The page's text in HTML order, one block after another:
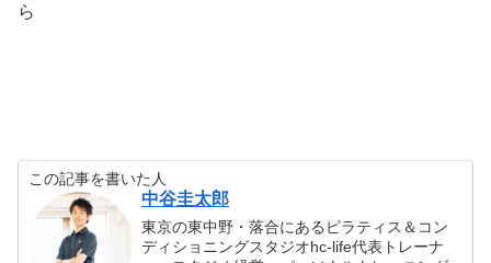
ら
この記事を書いた人
中谷圭太郎
東京の東中野・落合にあるピラティス＆コン
ディショニングスタジオhc-life代表トレーナ